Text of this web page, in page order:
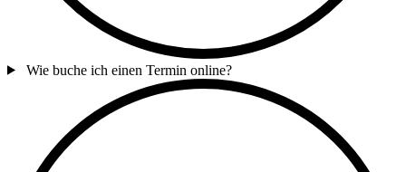
Wie buche ich einen Termin online?